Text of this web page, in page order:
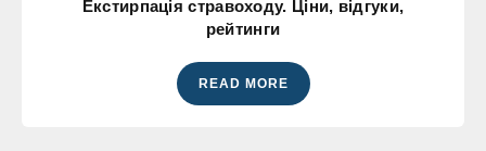
Екстирпація стравоходу. Ціни, відгуки,
рейтинги
READ MORE